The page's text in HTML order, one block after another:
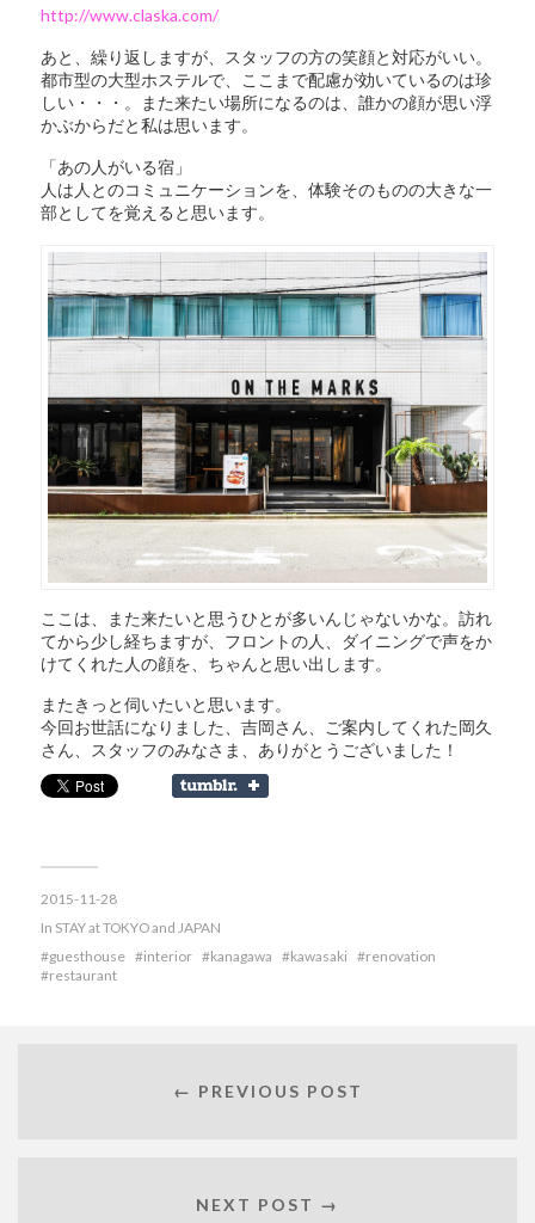
http://www.claska.com/
あと、繰り返しますが、スタッフの方の笑顔と対応がいい。
都市型の大型ホステルで、ここまで配慮が効いているのは珍
しい・・・。また来たい場所になるのは、誰かの顔が思い浮
かぶからだと私は思います。
「あの人がいる宿」
人は人とのコミュニケーションを、体験そのものの大きな一
部としてを覚えると思います。
ここは、また来たいと思うひとが多いんじゃないかな。訪れ
てから少し経ちますが、フロントの人、ダイニングで声をか
けてくれた人の顔を、ちゃんと思い出します。
またきっと伺いたいと思います。
今回お世話になりました、吉岡さん、ご案内してくれた岡久
さん、スタッフのみなさま、ありがとうございました！
2015-11-28
In STAY at TOKYO and JAPAN
guesthouse
interior kanagawa kawasaki
renovation
restaurant
← PREVIOUS POST
NEXT POST →